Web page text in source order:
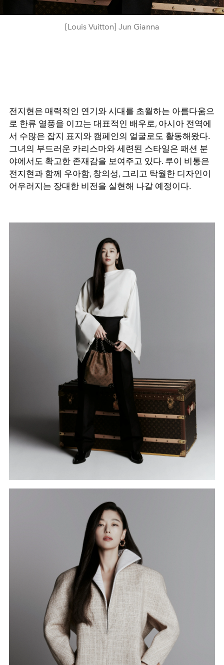
[Louis Vuitton] Jun Gianna
전지현은 매력적인 연기와 시대를 초월하는 아름다움으
로 한류 열풍을 이끄는 대표적인 배우로, 아시아 전역에
서 수많은 잡지 표지와 캠페인의 얼굴로도 활동해왔다.
그녀의 부드러운 카리스마와 세련된 스타일은 패션 분
야에서도 확고한 존재감을 보여주고 있다. 루이 비통은
전지현과 함께 우아함, 창의성, 그리고 탁월한 디자인이
어우러지는 장대한 비전을 실현해 나갈 예정이다.